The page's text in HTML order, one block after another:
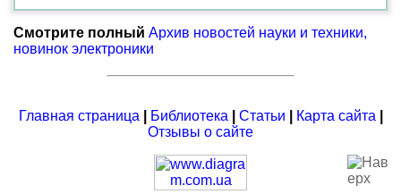
Смотрите полный Архив новостей науки и техники,
новинок электроники
Главная страница Библиотека Статьи Карта сайта
Отзывы о сайте